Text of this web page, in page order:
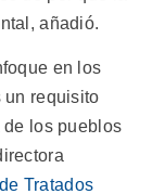
añadió.
en los
un requisito
los pueblos
Tratados